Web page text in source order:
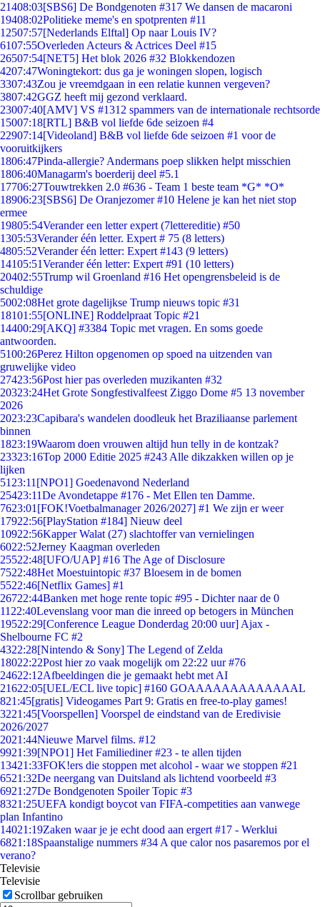
21408:03[SBS6] De Bondgenoten #317 We dansen de macaroni
19408:02Politieke meme's en spotprenten #11
12507:57[Nederlands Elftal] Op naar Louis IV?
6107:55Overleden Acteurs & Actrices Deel #15
26507:54[NET5] Het blok 2026 #32 Blokkendozen
4207:47Woningtekort: dus ga je woningen slopen, logisch
3307:43Zou je vreemdgaan in een relatie kunnen vergeven?
3807:42GGZ heeft mij gezond verklaard.
23007:40[AMV] VS #1312 spammers van de internationale rechtsorde
15007:18[RTL] B&B vol liefde 6de seizoen #4
22907:14[Videoland] B&B vol liefde 6de seizoen #1 voor de
vooruitkijkers
1806:47Pinda-allergie? Andermans poep slikken helpt misschien
1806:40Managarm's boerderij deel #5.1
17706:27Touwtrekken 2.0 #636 - Team 1 beste team *G* *O*
18906:23[SBS6] De Oranjezomer #10 Helene je kan het niet stop
ermee
19805:54Verander een letter expert (7lettereditie) #50
1305:53Verander één letter. Expert # 75 (8 letters)
4805:52Verander één letter: Expert #143 (9 letters)
14105:51Verander één letter: Expert #91 (10 letters)
20402:55Trump wil Groenland #16 Het opengrensbeleid is de
schuldige
5002:08Het grote dagelijkse Trump nieuws topic #31
18101:55[ONLINE] Roddelpraat Topic #21
14400:29[AKQ] #3384 Topic met vragen. En soms goede
antwoorden.
5100:26Perez Hilton opgenomen op spoed na uitzenden van
gruwelijke video
27423:56Post hier pas overleden muzikanten #32
20323:24Het Grote Songfestivalfeest Ziggo Dome #5 13 november
2026
2023:23Capibara's wandelen doodleuk het Braziliaanse parlement
binnen
1823:19Waarom doen vrouwen altijd hun telly in de kontzak?
23323:16Top 2000 Editie 2025 #243 Alle dikzakken willen op je
lijken
51 23:11 [NPO1] Goedenavond Nederland
25423:11De Avondetappe #176 - Met Ellen ten Damme.
7623:01 [FOK!Voetbalmanager 2026/2027] #1 We zijn er weer
17922:56[PlayStation #184] Nieuw deel
10922:56Kapper Walat (27) slachtoffer van vernielingen
6022:52Jerney Kaagman overleden
25522:48[UFO/UAP] #16 The Age of Disclosure
7522:48Het Moestuintopic #37 Bloesem in de bomen
5522:46[Netflix Games] #1
26722:44Banken met hoge rente topic #95 - Dichter naar de 0
11 22:40Levenslang voor man die inreed op betogers in München
19522:29[Conference League Donderdag 20:00 uur] Ajax -
Shelbourne FC #2
4322:28[Nintendo & Sony] The Legend of Zelda
18022:22Post hier zo vaak mogelijk om 22:22 uur #76
24622:12Afbeeldingen die je gemaakt hebt met AI
21622:05[UEL/ECL live topic] #160 GOAAAAAAAAAAAAAL
821:45[gratis] Videogames Part 9: Gratis en free-to-play games!
3221:45[Voorspellen] Voorspel de eindstand van de Eredivisie
2026/2027
2021:44Nieuwe Marvel films. #12
9921:39[NPO1] Het Familiediner #23 - te allen tijden
13421:33FOK!ers die stoppen met alcohol - waar we stoppen #21
6521:32De neergang van Duitsland als lichtend voorbeeld #3
6921:27De Bondgenoten Spoiler Topic #3
8321:25UEFA kondigt boycot van FIFA-competities aan vanwege
plan Infantino
14021:19Zaken waar je je echt dood aan ergert #17 - Werklui
6821:18Spaanstalige nummers #34 A que calor nos pasaremos por el
verano?
Televisie
Televisie
Scrollbar gebruiken